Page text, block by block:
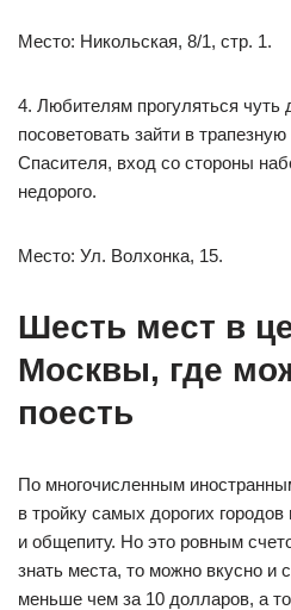
Место: Никольская, 8/1, стр. 1.
4. Любителям прогуляться
посоветовать зайти в
Спасителя, вход со стороны
недорого.
Место: Ул. Волхонка, 15.
Шесть мест в
Москвы, где
поесть
По многочисленным
в тройку самых дорогих
и общепиту. Но это ровным
знать места, то можно вкусно и
меньше чем за 10 долларов, а